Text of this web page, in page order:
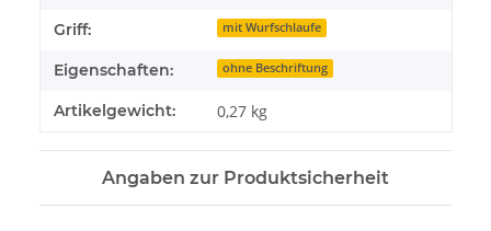
Griff: mit Wurfschlaufe
Eigenschaften: ohne Beschriftung
Artikelgewicht: 0,27 kg
Angaben zur Produktsicherheit